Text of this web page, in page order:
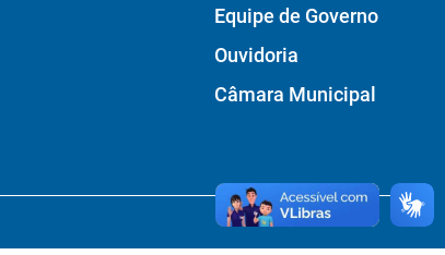
Equipe de Governo
Ouvidoria
Câmara Municipal